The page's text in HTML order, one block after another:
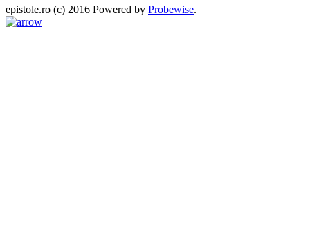
epistole.ro (c) 2016 Powered by Probewise.